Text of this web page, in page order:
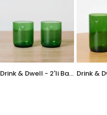
Drink & Dwell - 2'li Bardak Seti - Mini